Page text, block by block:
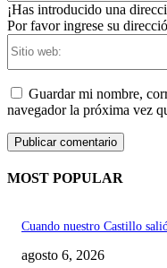
¡Has introducido una
Por favor ingrese su
Guardar mi nombre,
navegador la próxima vez
MOST POPULAR
Cuando nuestro Castillo
agosto 6, 2026